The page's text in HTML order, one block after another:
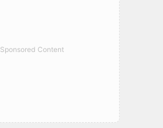
Sponsored Content